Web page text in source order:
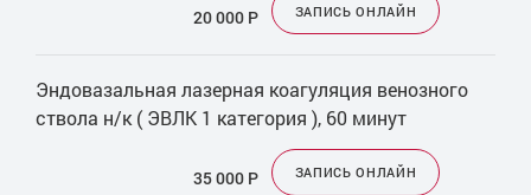
20 000 Р ЗАПИСЬ ОНЛАЙН
Эндовазальная лазерная коагуляция венозного
ствола н/к ( ЭВЛК 1 категория ), 60 минут
35 000 Р ЗАПИСЬ ОНЛАЙН